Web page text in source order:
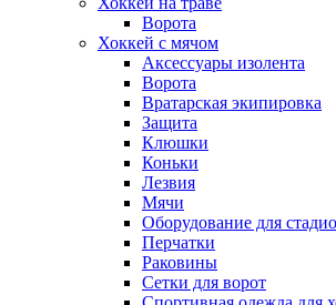
Ворота
Хоккей с мячом
Аксессуары изолента
Ворота
Вратарская экипировка
Защита
Клюшки
Коньки
Лезвия
Мячи
Оборудование для
Перчатки
Раковины
Сетки для ворот